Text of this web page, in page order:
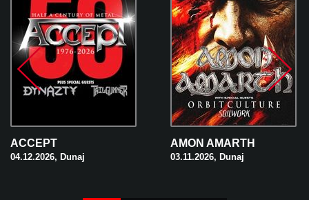
ACCEPT
04.12.2026, Dunaj
AMON AMARTH
03.11.2026, Dunaj